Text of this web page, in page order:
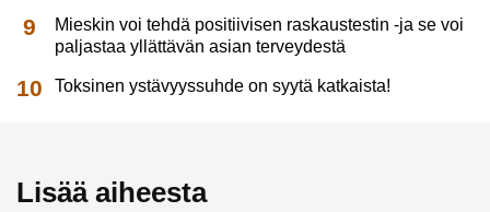
Mieskin voi tehdä positiivisen raskaustestin -ja se voi
paljastaa yllättävän asian terveydestä
Toksinen ystävyyssuhde on syytä katkaista!
Lisää aiheesta